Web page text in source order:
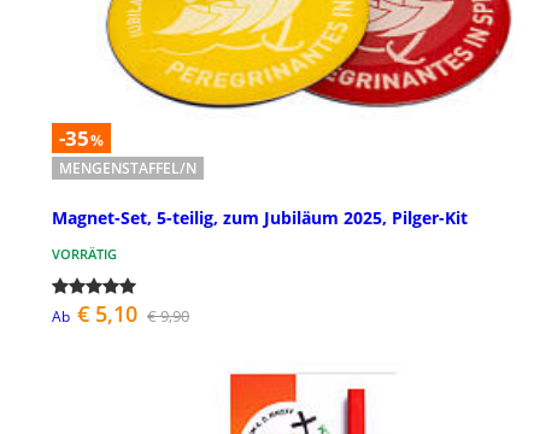
-35%
MENGENSTAFFEL/N
Magnet-Set, 5-teilig, zum Jubiläum 2025, Pilger-Kit
VORRÄTIG
Ab € 5,10 € 9,90